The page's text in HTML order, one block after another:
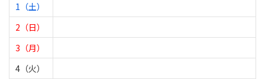
1（土）
2（日）
3（月）
4（火）